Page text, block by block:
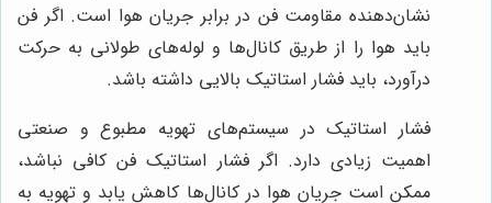
نشان‌دهنده مقاومت فن در برابر جریان هوا است. اگر فن
باید هوا را از طریق کانال‌ها و لوله‌های طولانی به حرکت
درآورد، باید فشار استاتیک بالایی داشته باشد.
فشار استاتیک در سیستم‌های تهویه مطبوع و صنعتی
اهمیت زیادی دارد. اگر فشار استاتیک فن کافی نباشد،
ممکن است جریان هوا در کانال‌ها کاهش یابد و تهویه به